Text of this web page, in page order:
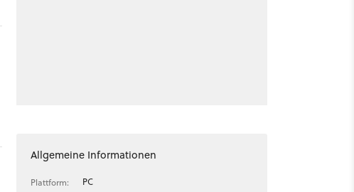
Allgemeine Informationen
Plattform:
PC